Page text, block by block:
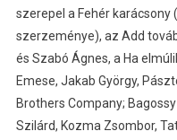
szerepel a Fehér karácsony
szerzeménye), az Add
és Szabó Ágnes, a Ha
Emese, Jakab György,
Brothers Company;
Szilárd, Kozma Zsombor,